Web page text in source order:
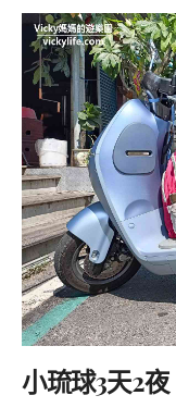
小琉球3天2